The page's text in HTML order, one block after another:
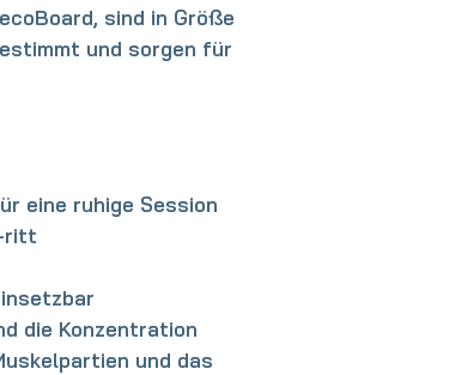
sind in Größe
und sorgen für
eine ruhige Session
ritt
die Konzentration
und das